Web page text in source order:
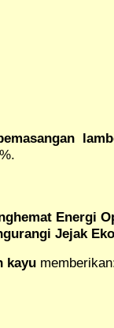
Energi
Jejak
kayu